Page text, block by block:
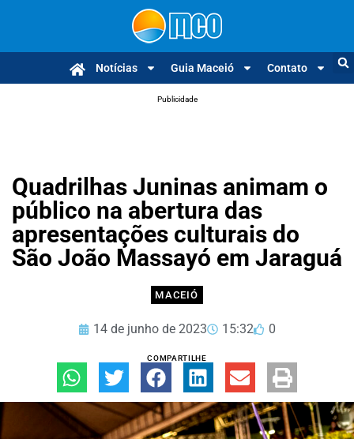
Notícias Guia Maceió Contato
Publicidade
Quadrilhas Juninas animam o
público na abertura das
apresentações culturais do
São João Massayó em Jaraguá
MACEIÓ
14 de junho de 2023 15:32 0
COMPARTILHE